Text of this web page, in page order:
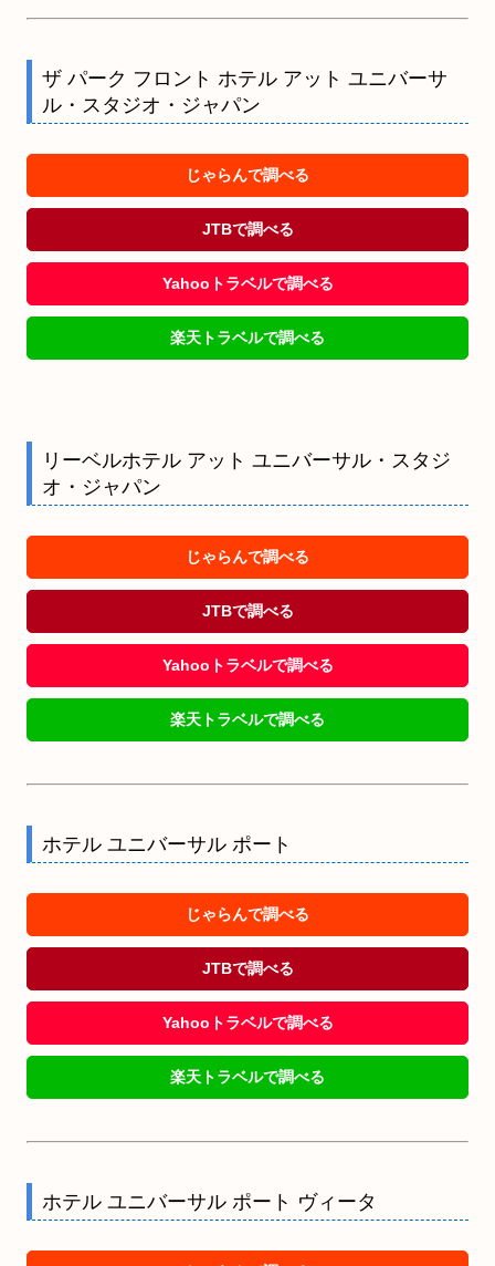
ザ パーク フロント ホテル アット ユニバーサ
ル・スタジオ・ジャパン
じゃらんで調べる
JTBで調べる
Yahooトラベルで調べる
楽天トラベルで調べる
リーベルホテル アット ユニバーサル・スタジ
オ・ジャパン
じゃらんで調べる
JTBで調べる
Yahooトラベルで調べる
楽天トラベルで調べる
ホテル ユニバーサル ポート
じゃらんで調べる
JTBで調べる
Yahooトラベルで調べる
楽天トラベルで調べる
ホテル ユニバーサル ポート ヴィータ